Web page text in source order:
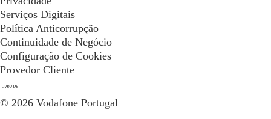
Serviços Digitais
Política Anticorrupção
Continuidade de Negócio
Configuração de Cookies
Provedor Cliente
© 2026 Vodafone Portugal